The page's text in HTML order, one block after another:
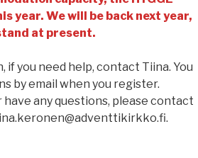
year. We will be back next year,
at present.
you need help, contact Tiina. You
by email when you register.
any questions, please contact